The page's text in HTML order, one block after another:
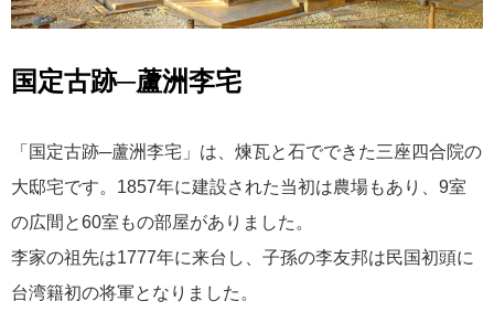
国定古跡─蘆洲李宅
「国定古跡─蘆洲李宅」は、煉瓦と石でできた三座四合院の
大邸宅です。1857年に建設された当初は農場もあり、9室
の広間と60室もの部屋がありました。
李家の祖先は1777年に来台し、子孫の李友邦は民国初頭に
台湾籍初の将軍となりました。